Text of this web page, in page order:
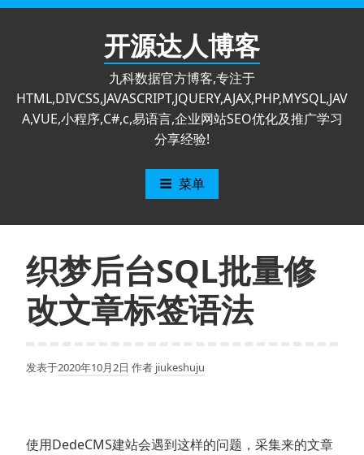
跳
开源达人博客
九科数据官方博客,专注于
HTML,DIVCSS,JAVASCRIPT,JQUERY,AJAX,PHP,MYSQL,JAV
A,VUE,小程序,C#,c,易语言,企业网站SEO优化及推广学习
分享经验!
菜单
织梦后台SQL批量修
改文章标签语法
发表于2020年10月2日 作者 jiukeshuju
使用DedeCMS建站会遇到这样的问题，采集来的文章